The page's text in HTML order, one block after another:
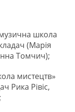
школа
(Марія
Томчич);
мистецтв»
Рика Рівіс,